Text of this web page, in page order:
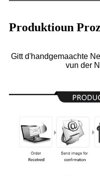
Produktioun
Gitt d'handgemaachte
vun der